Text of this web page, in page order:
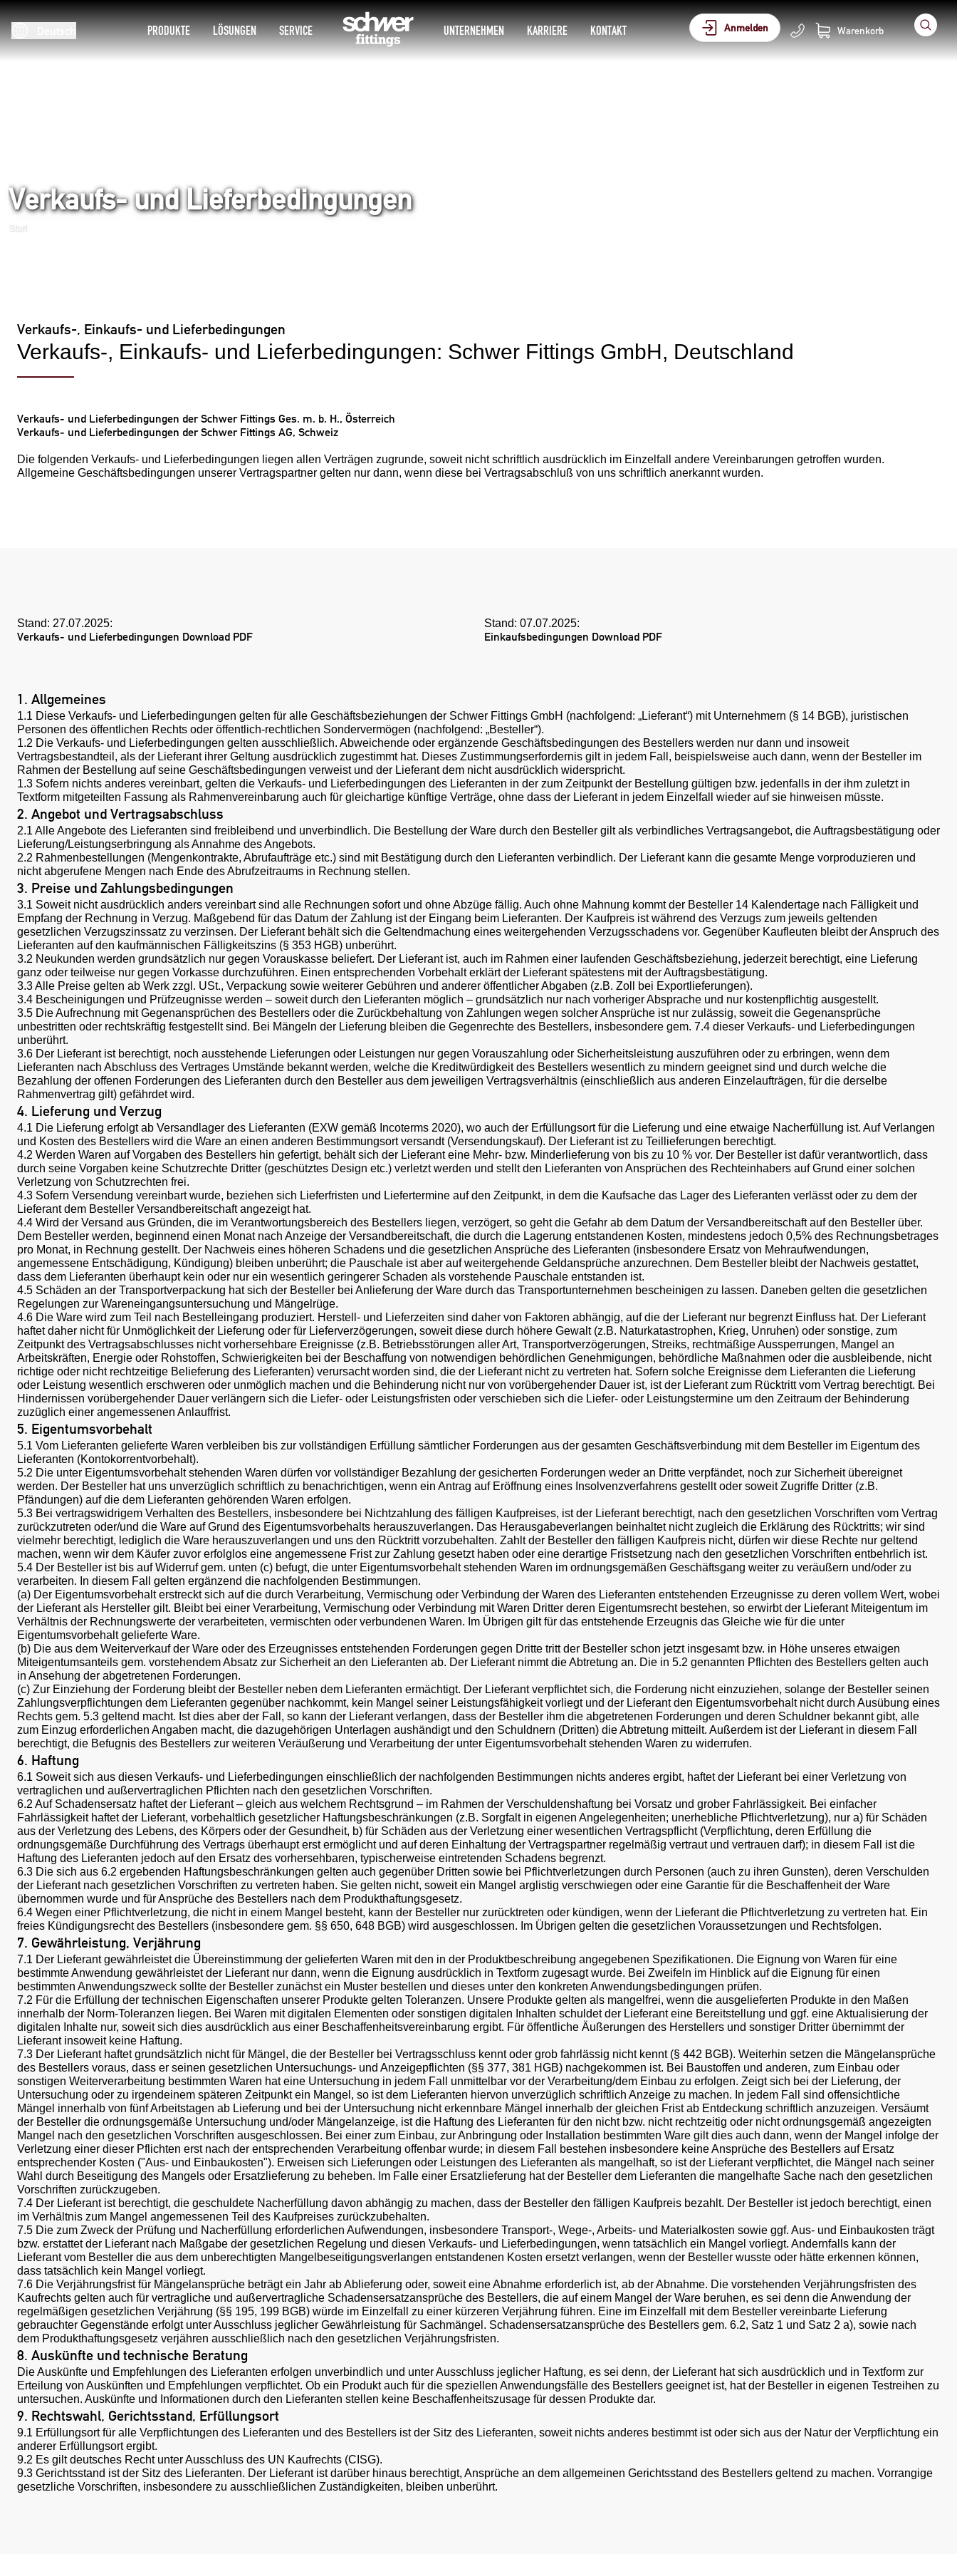
PRODUKTE LÖSUNGEN SERVICE UNTERNEHMEN KARRIERE KONTAKT Anmelden Warenkorb
Verkaufs- und Lieferbedingungen
Start
Verkaufs-, Einkaufs- und Lieferbedingungen
Verkaufs-, Einkaufs- und Lieferbedingungen: Schwer Fittings GmbH, Deutschland
Verkaufs- und Lieferbedingungen der Schwer Fittings Ges. m. b. H., Österreich
Verkaufs- und Lieferbedingungen der Schwer Fittings AG, Schweiz
Die folgenden Verkaufs- und Lieferbedingungen liegen allen Verträgen zugrunde, soweit nicht schriftlich ausdrücklich im Einzelfall andere Vereinbarungen getroffen wurden.
Allgemeine Geschäftsbedingungen unserer Vertragspartner gelten nur dann, wenn diese bei Vertragsabschluß von uns schriftlich anerkannt wurden.
Stand: 27.07.2025:
Verkaufs- und Lieferbedingungen Download PDF
Stand: 07.07.2025:
Einkaufsbedingungen Download PDF
1. Allgemeines
1.1 Diese Verkaufs- und Lieferbedingungen gelten für alle Geschäftsbeziehungen der Schwer Fittings GmbH (nachfolgend: „Lieferant“) mit Unternehmern (§ 14 BGB), juristischen
Personen des öffentlichen Rechts oder öffentlich-rechtlichen Sondervermögen (nachfolgend: „Besteller“).
1.2 Die Verkaufs- und Lieferbedingungen gelten ausschließlich. Abweichende oder ergänzende Geschäftsbedingungen des Bestellers werden nur dann und insoweit
Vertragsbestandteil, als der Lieferant ihrer Geltung ausdrücklich zugestimmt hat. Dieses Zustimmungserfordernis gilt in jedem Fall, beispielsweise auch dann, wenn der Besteller im
Rahmen der Bestellung auf seine Geschäftsbedingungen verweist und der Lieferant dem nicht ausdrücklich widerspricht.
1.3 Sofern nichts anderes vereinbart, gelten die Verkaufs- und Lieferbedingungen des Lieferanten in der zum Zeitpunkt der Bestellung gültigen bzw. jedenfalls in der ihm zuletzt in
Textform mitgeteilten Fassung als Rahmenvereinbarung auch für gleichartige künftige Verträge, ohne dass der Lieferant in jedem Einzelfall wieder auf sie hinweisen müsste.
2. Angebot und Vertragsabschluss
2.1 Alle Angebote des Lieferanten sind freibleibend und unverbindlich. Die Bestellung der Ware durch den Besteller gilt als verbindliches Vertragsangebot, die Auftragsbestätigung oder
Lieferung/Leistungserbringung als Annahme des Angebots.
2.2 Rahmenbestellungen (Mengenkontrakte, Abrufaufträge etc.) sind mit Bestätigung durch den Lieferanten verbindlich. Der Lieferant kann die gesamte Menge vorproduzieren und
nicht abgerufene Mengen nach Ende des Abrufzeitraums in Rechnung stellen.
3. Preise und Zahlungsbedingungen
3.1 Soweit nicht ausdrücklich anders vereinbart sind alle Rechnungen sofort und ohne Abzüge fällig. Auch ohne Mahnung kommt der Besteller 14 Kalendertage nach Fälligkeit und
Empfang der Rechnung in Verzug. Maßgebend für das Datum der Zahlung ist der Eingang beim Lieferanten. Der Kaufpreis ist während des Verzugs zum jeweils geltenden
gesetzlichen Verzugszinssatz zu verzinsen. Der Lieferant behält sich die Geltendmachung eines weitergehenden Verzugsschadens vor. Gegenüber Kaufleuten bleibt der Anspruch des
Lieferanten auf den kaufmännischen Fälligkeitszins (§ 353 HGB) unberührt.
3.2 Neukunden werden grundsätzlich nur gegen Vorauskasse beliefert. Der Lieferant ist, auch im Rahmen einer laufenden Geschäftsbeziehung, jederzeit berechtigt, eine Lieferung
ganz oder teilweise nur gegen Vorkasse durchzuführen. Einen entsprechenden Vorbehalt erklärt der Lieferant spätestens mit der Auftragsbestätigung.
3.3 Alle Preise gelten ab Werk zzgl. USt., Verpackung sowie weiterer Gebühren und anderer öffentlicher Abgaben (z.B. Zoll bei Exportlieferungen).
3.4 Bescheinigungen und Prüfzeugnisse werden – soweit durch den Lieferanten möglich – grundsätzlich nur nach vorheriger Absprache und nur kostenpflichtig ausgestellt.
3.5 Die Aufrechnung mit Gegenansprüchen des Bestellers oder die Zurückbehaltung von Zahlungen wegen solcher Ansprüche ist nur zulässig, soweit die Gegenansprüche
unbestritten oder rechtskräftig festgestellt sind. Bei Mängeln der Lieferung bleiben die Gegenrechte des Bestellers, insbesondere gem. 7.4 dieser Verkaufs- und Lieferbedingungen
unberührt.
3.6 Der Lieferant ist berechtigt, noch ausstehende Lieferungen oder Leistungen nur gegen Vorauszahlung oder Sicherheitsleistung auszuführen oder zu erbringen, wenn dem
Lieferanten nach Abschluss des Vertrages Umstände bekannt werden, welche die Kreditwürdigkeit des Bestellers wesentlich zu mindern geeignet sind und durch welche die
Bezahlung der offenen Forderungen des Lieferanten durch den Besteller aus dem jeweiligen Vertragsverhältnis (einschließlich aus anderen Einzelaufträgen, für die derselbe
Rahmenvertrag gilt) gefährdet wird.
4. Lieferung und Verzug
4.1 Die Lieferung erfolgt ab Versandlager des Lieferanten (EXW gemäß Incoterms 2020), wo auch der Erfüllungsort für die Lieferung und eine etwaige Nacherfüllung ist. Auf Verlangen
und Kosten des Bestellers wird die Ware an einen anderen Bestimmungsort versandt (Versendungskauf). Der Lieferant ist zu Teillieferungen berechtigt.
4.2 Werden Waren auf Vorgaben des Bestellers hin gefertigt, behält sich der Lieferant eine Mehr- bzw. Minderlieferung von bis zu 10 % vor. Der Besteller ist dafür verantwortlich, dass
durch seine Vorgaben keine Schutzrechte Dritter (geschütztes Design etc.) verletzt werden und stellt den Lieferanten von Ansprüchen des Rechteinhabers auf Grund einer solchen
Verletzung von Schutzrechten frei.
4.3 Sofern Versendung vereinbart wurde, beziehen sich Lieferfristen und Liefertermine auf den Zeitpunkt, in dem die Kaufsache das Lager des Lieferanten verlässt oder zu dem der
Lieferant dem Besteller Versandbereitschaft angezeigt hat.
4.4 Wird der Versand aus Gründen, die im Verantwortungsbereich des Bestellers liegen, verzögert, so geht die Gefahr ab dem Datum der Versandbereitschaft auf den Besteller über.
Dem Besteller werden, beginnend einen Monat nach Anzeige der Versandbereitschaft, die durch die Lagerung entstandenen Kosten, mindestens jedoch 0,5% des Rechnungsbetrages
pro Monat, in Rechnung gestellt. Der Nachweis eines höheren Schadens und die gesetzlichen Ansprüche des Lieferanten (insbesondere Ersatz von Mehraufwendungen,
angemessene Entschädigung, Kündigung) bleiben unberührt; die Pauschale ist aber auf weitergehende Geldansprüche anzurechnen. Dem Besteller bleibt der Nachweis gestattet,
dass dem Lieferanten überhaupt kein oder nur ein wesentlich geringerer Schaden als vorstehende Pauschale entstanden ist.
4.5 Schäden an der Transportverpackung hat sich der Besteller bei Anlieferung der Ware durch das Transportunternehmen bescheinigen zu lassen. Daneben gelten die gesetzlichen
Regelungen zur Wareneingangsuntersuchung und Mängelrüge.
4.6 Die Ware wird zum Teil nach Bestelleingang produziert. Herstell- und Lieferzeiten sind daher von Faktoren abhängig, auf die der Lieferant nur begrenzt Einfluss hat. Der Lieferant
haftet daher nicht für Unmöglichkeit der Lieferung oder für Lieferverzögerungen, soweit diese durch höhere Gewalt (z.B. Naturkatastrophen, Krieg, Unruhen) oder sonstige, zum
Zeitpunkt des Vertragsabschlusses nicht vorhersehbare Ereignisse (z.B. Betriebsstörungen aller Art, Transportverzögerungen, Streiks, rechtmäßige Aussperrungen, Mangel an
Arbeitskräften, Energie oder Rohstoffen, Schwierigkeiten bei der Beschaffung von notwendigen behördlichen Genehmigungen, behördliche Maßnahmen oder die ausbleibende, nicht
richtige oder nicht rechtzeitige Belieferung des Lieferanten) verursacht worden sind, die der Lieferant nicht zu vertreten hat. Sofern solche Ereignisse dem Lieferanten die Lieferung
oder Leistung wesentlich erschweren oder unmöglich machen und die Behinderung nicht nur von vorübergehender Dauer ist, ist der Lieferant zum Rücktritt vom Vertrag berechtigt. Bei
Hindernissen vorübergehender Dauer verlängern sich die Liefer- oder Leistungsfristen oder verschieben sich die Liefer- oder Leistungstermine um den Zeitraum der Behinderung
zuzüglich einer angemessenen Anlauffrist.
5. Eigentumsvorbehalt
5.1 Vom Lieferanten gelieferte Waren verbleiben bis zur vollständigen Erfüllung sämtlicher Forderungen aus der gesamten Geschäftsverbindung mit dem Besteller im Eigentum des
Lieferanten (Kontokorrentvorbehalt).
5.2 Die unter Eigentumsvorbehalt stehenden Waren dürfen vor vollständiger Bezahlung der gesicherten Forderungen weder an Dritte verpfändet, noch zur Sicherheit übereignet
werden. Der Besteller hat uns unverzüglich schriftlich zu benachrichtigen, wenn ein Antrag auf Eröffnung eines Insolvenzverfahrens gestellt oder soweit Zugriffe Dritter (z.B.
Pfändungen) auf die dem Lieferanten gehörenden Waren erfolgen.
5.3 Bei vertragswidrigem Verhalten des Bestellers, insbesondere bei Nichtzahlung des fälligen Kaufpreises, ist der Lieferant berechtigt, nach den gesetzlichen Vorschriften vom Vertrag
zurückzutreten oder/und die Ware auf Grund des Eigentumsvorbehalts herauszuverlangen. Das Herausgabeverlangen beinhaltet nicht zugleich die Erklärung des Rücktritts; wir sind
vielmehr berechtigt, lediglich die Ware herauszuverlangen und uns den Rücktritt vorzubehalten. Zahlt der Besteller den fälligen Kaufpreis nicht, dürfen wir diese Rechte nur geltend
machen, wenn wir dem Käufer zuvor erfolglos eine angemessene Frist zur Zahlung gesetzt haben oder eine derartige Fristsetzung nach den gesetzlichen Vorschriften entbehrlich ist.
5.4 Der Besteller ist bis auf Widerruf gem. unten (c) befugt, die unter Eigentumsvorbehalt stehenden Waren im ordnungsgemäßen Geschäftsgang weiter zu veräußern und/oder zu
verarbeiten. In diesem Fall gelten ergänzend die nachfolgenden Bestimmungen.
(a) Der Eigentumsvorbehalt erstreckt sich auf die durch Verarbeitung, Vermischung oder Verbindung der Waren des Lieferanten entstehenden Erzeugnisse zu deren vollem Wert, wobei
der Lieferant als Hersteller gilt. Bleibt bei einer Verarbeitung, Vermischung oder Verbindung mit Waren Dritter deren Eigentumsrecht bestehen, so erwirbt der Lieferant Miteigentum im
Verhältnis der Rechnungswerte der verarbeiteten, vermischten oder verbundenen Waren. Im Übrigen gilt für das entstehende Erzeugnis das Gleiche wie für die unter
Eigentumsvorbehalt gelieferte Ware.
(b) Die aus dem Weiterverkauf der Ware oder des Erzeugnisses entstehenden Forderungen gegen Dritte tritt der Besteller schon jetzt insgesamt bzw. in Höhe unseres etwaigen
Miteigentumsanteils gem. vorstehendem Absatz zur Sicherheit an den Lieferanten ab. Der Lieferant nimmt die Abtretung an. Die in 5.2 genannten Pflichten des Bestellers gelten auch
in Ansehung der abgetretenen Forderungen.
(c) Zur Einziehung der Forderung bleibt der Besteller neben dem Lieferanten ermächtigt. Der Lieferant verpflichtet sich, die Forderung nicht einzuziehen, solange der Besteller seinen
Zahlungsverpflichtungen dem Lieferanten gegenüber nachkommt, kein Mangel seiner Leistungsfähigkeit vorliegt und der Lieferant den Eigentumsvorbehalt nicht durch Ausübung eines
Rechts gem. 5.3 geltend macht. Ist dies aber der Fall, so kann der Lieferant verlangen, dass der Besteller ihm die abgetretenen Forderungen und deren Schuldner bekannt gibt, alle
zum Einzug erforderlichen Angaben macht, die dazugehörigen Unterlagen aushändigt und den Schuldnern (Dritten) die Abtretung mitteilt. Außerdem ist der Lieferant in diesem Fall
berechtigt, die Befugnis des Bestellers zur weiteren Veräußerung und Verarbeitung der unter Eigentumsvorbehalt stehenden Waren zu widerrufen.
6. Haftung
6.1 Soweit sich aus diesen Verkaufs- und Lieferbedingungen einschließlich der nachfolgenden Bestimmungen nichts anderes ergibt, haftet der Lieferant bei einer Verletzung von
vertraglichen und außervertraglichen Pflichten nach den gesetzlichen Vorschriften.
6.2 Auf Schadensersatz haftet der Lieferant – gleich aus welchem Rechtsgrund – im Rahmen der Verschuldenshaftung bei Vorsatz und grober Fahrlässigkeit. Bei einfacher
Fahrlässigkeit haftet der Lieferant, vorbehaltlich gesetzlicher Haftungsbeschränkungen (z.B. Sorgfalt in eigenen Angelegenheiten; unerhebliche Pflichtverletzung), nur a) für Schäden
aus der Verletzung des Lebens, des Körpers oder der Gesundheit, b) für Schäden aus der Verletzung einer wesentlichen Vertragspflicht (Verpflichtung, deren Erfüllung die
ordnungsgemäße Durchführung des Vertrags überhaupt erst ermöglicht und auf deren Einhaltung der Vertragspartner regelmäßig vertraut und vertrauen darf); in diesem Fall ist die
Haftung des Lieferanten jedoch auf den Ersatz des vorhersehbaren, typischerweise eintretenden Schadens begrenzt.
6.3 Die sich aus 6.2 ergebenden Haftungsbeschränkungen gelten auch gegenüber Dritten sowie bei Pflichtverletzungen durch Personen (auch zu ihren Gunsten), deren Verschulden
der Lieferant nach gesetzlichen Vorschriften zu vertreten haben. Sie gelten nicht, soweit ein Mangel arglistig verschwiegen oder eine Garantie für die Beschaffenheit der Ware
übernommen wurde und für Ansprüche des Bestellers nach dem Produkthaftungsgesetz.
6.4 Wegen einer Pflichtverletzung, die nicht in einem Mangel besteht, kann der Besteller nur zurücktreten oder kündigen, wenn der Lieferant die Pflichtverletzung zu vertreten hat. Ein
freies Kündigungsrecht des Bestellers (insbesondere gem. §§ 650, 648 BGB) wird ausgeschlossen. Im Übrigen gelten die gesetzlichen Voraussetzungen und Rechtsfolgen.
7. Gewährleistung, Verjährung
7.1 Der Lieferant gewährleistet die Übereinstimmung der gelieferten Waren mit den in der Produktbeschreibung angegebenen Spezifikationen. Die Eignung von Waren für eine
bestimmte Anwendung gewährleistet der Lieferant nur dann, wenn die Eignung ausdrücklich in Textform zugesagt wurde. Bei Zweifeln im Hinblick auf die Eignung für einen
bestimmten Anwendungszweck sollte der Besteller zunächst ein Muster bestellen und dieses unter den konkreten Anwendungsbedingungen prüfen.
7.2 Für die Erfüllung der technischen Eigenschaften unserer Produkte gelten Toleranzen. Unsere Produkte gelten als mangelfrei, wenn die ausgelieferten Produkte in den Maßen
innerhalb der Norm-Toleranzen liegen. Bei Waren mit digitalen Elementen oder sonstigen digitalen Inhalten schuldet der Lieferant eine Bereitstellung und ggf. eine Aktualisierung der
digitalen Inhalte nur, soweit sich dies ausdrücklich aus einer Beschaffenheitsvereinbarung ergibt. Für öffentliche Äußerungen des Herstellers und sonstiger Dritter übernimmt der
Lieferant insoweit keine Haftung.
7.3 Der Lieferant haftet grundsätzlich nicht für Mängel, die der Besteller bei Vertragsschluss kennt oder grob fahrlässig nicht kennt (§ 442 BGB). Weiterhin setzen die Mängelansprüche
des Bestellers voraus, dass er seinen gesetzlichen Untersuchungs- und Anzeigepflichten (§§ 377, 381 HGB) nachgekommen ist. Bei Baustoffen und anderen, zum Einbau oder
sonstigen Weiterverarbeitung bestimmten Waren hat eine Untersuchung in jedem Fall unmittelbar vor der Verarbeitung/dem Einbau zu erfolgen. Zeigt sich bei der Lieferung, der
Untersuchung oder zu irgendeinem späteren Zeitpunkt ein Mangel, so ist dem Lieferanten hiervon unverzüglich schriftlich Anzeige zu machen. In jedem Fall sind offensichtliche
Mängel innerhalb von fünf Arbeitstagen ab Lieferung und bei der Untersuchung nicht erkennbare Mängel innerhalb der gleichen Frist ab Entdeckung schriftlich anzuzeigen. Versäumt
der Besteller die ordnungsgemäße Untersuchung und/oder Mängelanzeige, ist die Haftung des Lieferanten für den nicht bzw. nicht rechtzeitig oder nicht ordnungsgemäß angezeigten
Mangel nach den gesetzlichen Vorschriften ausgeschlossen. Bei einer zum Einbau, zur Anbringung oder Installation bestimmten Ware gilt dies auch dann, wenn der Mangel infolge der
Verletzung einer dieser Pflichten erst nach der entsprechenden Verarbeitung offenbar wurde; in diesem Fall bestehen insbesondere keine Ansprüche des Bestellers auf Ersatz
entsprechender Kosten ("Aus- und Einbaukosten"). Erweisen sich Lieferungen oder Leistungen des Lieferanten als mangelhaft, so ist der Lieferant verpflichtet, die Mängel nach seiner
Wahl durch Beseitigung des Mangels oder Ersatzlieferung zu beheben. Im Falle einer Ersatzlieferung hat der Besteller dem Lieferanten die mangelhafte Sache nach den gesetzlichen
Vorschriften zurückzugeben.
7.4 Der Lieferant ist berechtigt, die geschuldete Nacherfüllung davon abhängig zu machen, dass der Besteller den fälligen Kaufpreis bezahlt. Der Besteller ist jedoch berechtigt, einen
im Verhältnis zum Mangel angemessenen Teil des Kaufpreises zurückzubehalten.
7.5 Die zum Zweck der Prüfung und Nacherfüllung erforderlichen Aufwendungen, insbesondere Transport-, Wege-, Arbeits- und Materialkosten sowie ggf. Aus- und Einbaukosten trägt
bzw. erstattet der Lieferant nach Maßgabe der gesetzlichen Regelung und diesen Verkaufs- und Lieferbedingungen, wenn tatsächlich ein Mangel vorliegt. Andernfalls kann der
Lieferant vom Besteller die aus dem unberechtigten Mangelbeseitigungsverlangen entstandenen Kosten ersetzt verlangen, wenn der Besteller wusste oder hätte erkennen können,
dass tatsächlich kein Mangel vorliegt.
7.6 Die Verjährungsfrist für Mängelansprüche beträgt ein Jahr ab Ablieferung oder, soweit eine Abnahme erforderlich ist, ab der Abnahme. Die vorstehenden Verjährungsfristen des
Kaufrechts gelten auch für vertragliche und außervertragliche Schadensersatzansprüche des Bestellers, die auf einem Mangel der Ware beruhen, es sei denn die Anwendung der
regelmäßigen gesetzlichen Verjährung (§§ 195, 199 BGB) würde im Einzelfall zu einer kürzeren Verjährung führen. Eine im Einzelfall mit dem Besteller vereinbarte Lieferung
gebrauchter Gegenstände erfolgt unter Ausschluss jeglicher Gewährleistung für Sachmängel. Schadensersatzansprüche des Bestellers gem. 6.2, Satz 1 und Satz 2 a), sowie nach
dem Produkthaftungsgesetz verjähren ausschließlich nach den gesetzlichen Verjährungsfristen.
8. Auskünfte und technische Beratung
Die Auskünfte und Empfehlungen des Lieferanten erfolgen unverbindlich und unter Ausschluss jeglicher Haftung, es sei denn, der Lieferant hat sich ausdrücklich und in Textform zur
Erteilung von Auskünften und Empfehlungen verpflichtet. Ob ein Produkt auch für die speziellen Anwendungsfälle des Bestellers geeignet ist, hat der Besteller in eigenen Testreihen zu
untersuchen. Auskünfte und Informationen durch den Lieferanten stellen keine Beschaffenheitszusage für dessen Produkte dar.
9. Rechtswahl, Gerichtsstand, Erfüllungsort
9.1 Erfüllungsort für alle Verpflichtungen des Lieferanten und des Bestellers ist der Sitz des Lieferanten, soweit nichts anderes bestimmt ist oder sich aus der Natur der Verpflichtung ein
anderer Erfüllungsort ergibt.
9.2 Es gilt deutsches Recht unter Ausschluss des UN Kaufrechts (CISG).
9.3 Gerichtsstand ist der Sitz des Lieferanten. Der Lieferant ist darüber hinaus berechtigt, Ansprüche an dem allgemeinen Gerichtsstand des Bestellers geltend zu machen. Vorrangige
gesetzliche Vorschriften, insbesondere zu ausschließlichen Zuständigkeiten, bleiben unberührt.